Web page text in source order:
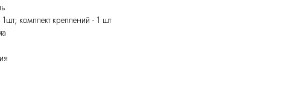
комплект креплений - 1 шт